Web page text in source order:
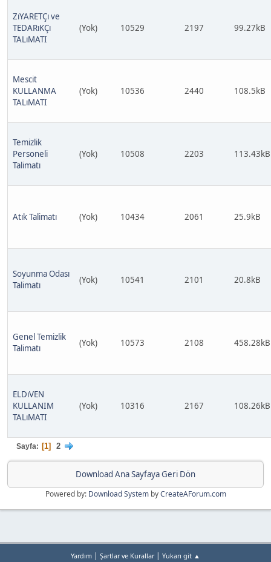
ZıYARETÇı ve
TEDARıKÇı
TALıMATI
(Yok) 10529 2197 99.27kB
Mescit
KULLANMA
TALıMATI
(Yok) 10536 2440 108.5kB
Temizlik
Personeli
Talimatı
(Yok) 10508 2203 113.43kB
Atık Talimatı (Yok) 10434 2061 25.9kB
Soyunma Odası
Talimatı
(Yok) 10541 2101 20.8kB
Genel Temizlik
Talimatı
(Yok) 10573 2108 458.28kB
ELDıVEN
KULLANIM
TALıMATI
(Yok) 10316 2167 108.26kB
Sayfa 1 2
Download Ana Sayfaya Geri Dön
Powered by: Download SystembyCreateAForum.com
Yardım | Şartlar ve Kurallar| Yukarı git ▲